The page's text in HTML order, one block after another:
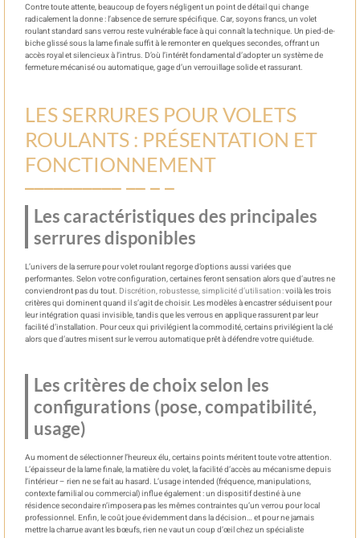
Contre toute attente, beaucoup de foyers négligent un point de détail qui change
radicalement la donne : l’absence de serrure spécifique. Car, soyons francs, un volet
roulant standard sans verrou reste vulnérable face à qui connaît la technique. Un pied-de-
biche glissé sous la lame finale suffit à le remonter en quelques secondes, offrant un
accès royal et silencieux à l’intrus. D’où l’intérêt fondamental d’adopter un système de
fermeture mécanisé ou automatique, gage d’un verrouillage solide et rassurant.
LES SERRURES POUR VOLETS
ROULANTS : PRÉSENTATION ET
FONCTIONNEMENT
Les caractéristiques des principales
serrures disponibles
L’univers de la serrure pour volet roulant regorge d’options aussi variées que
performantes. Selon votre configuration, certaines feront sensation alors que d’autres ne
conviendront pas du tout. Discrétion, robustesse, simplicité d’utilisation :voilà les trois
critères qui dominent quand il s’agit de choisir. Les modèles à encastrer séduisent pour
leur intégration quasi invisible, tandis que les verrous en applique rassurent par leur
facilité d’installation. Pour ceux qui privilégient la commodité, certains privilégient la clé
alors que d’autres misent sur le verrou automatique prêt à défendre votre quiétude.
Les critères de choix selon les
configurations (pose, compatibilité,
usage)
Au moment de sélectionner l’heureux élu, certains points méritent toute votre attention.
L’épaisseur de la lame finale, la matière du volet, la facilité d’accès au mécanisme depuis
l’intérieur – rien ne se fait au hasard. L’usage intended (fréquence, manipulations,
contexte familial ou commercial) influe également : un dispositif destiné à une
résidence secondaire n’imposera pas les mêmes contraintes qu’un verrou pour local
professionnel. Enfin, le coût joue évidemment dans la décision… et pour ne jamais
mettre la charrue avant les bœufs, rien ne vaut un coup d’œil chez un spécialiste